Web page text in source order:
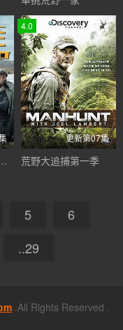
总理莫迪特辑
4.0
更新第07集
荒野大追捕第一季
5
6
..29
.All Rights Reserved .